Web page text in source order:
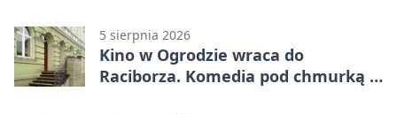
5 sierpnia 2026
Kino w Ogrodzie wraca do
Raciborza. Komedia pod chmurką w